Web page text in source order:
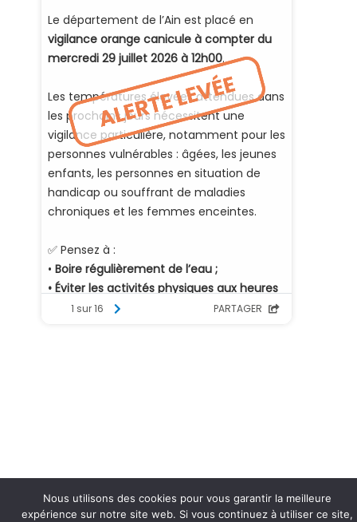
Nous utilisons des cookies pour vous garantir la meilleure
expérience sur notre site web. Si vous continuez à utiliser ce site,